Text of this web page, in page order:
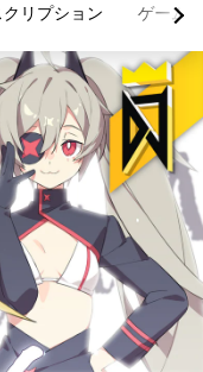
リプション ゲーム